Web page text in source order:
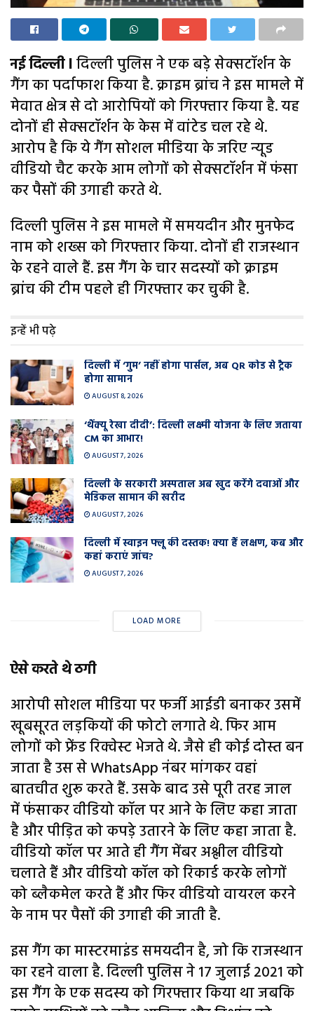
नई दिल्ली lदिल्ली पुलिस ने एक बड़े सेक्सटॉर्शन के
गैंग का पर्दाफाश किया है. क्राइम ब्रांच ने इस मामले में
मेवात क्षेत्र से दो आरोपियों को गिरफ्तार किया है. यह
दोनों ही सेक्सटॉर्शन के केस में वांटेड चल रहे थे.
आरोप है कि ये गैंग सोशल मीडिया के जरिए न्यूड
वीडियो चैट करके आम लोगों को सेक्सटॉर्शन में फंसा
कर पैसों की उगाही करते थे.
दिल्ली पुलिस ने इस मामले में समयदीन और मुनफेद
नाम को शख्स को गिरफ्तार किया. दोनों ही राजस्थान
के रहने वाले हैं. इस गैंग के चार सदस्यों को क्राइम
ब्रांच की टीम पहले ही गिरफ्तार कर चुकी है.
इन्हें भी पढ़े
दिल्ली में ‘गुम’ नहीं होगा पार्सल, अब QR कोड से ट्रैक
होगा सामान
AUGUST 8, 2026
‘थैंक्यू रेखा दीदी’: दिल्ली लक्ष्मी योजना के लिए जताया
CM का आभार!
AUGUST 7, 2026
दिल्ली के सरकारी अस्पताल अब खुद करेंगे दवाओं और
मेडिकल सामान की खरीद
AUGUST 7, 2026
दिल्ली में स्वाइन फ्लू की दस्तक! क्या हैं लक्षण, कब और
कहां कराएं जांच?
AUGUST 7, 2026
LOAD MORE
ऐसे करते थे ठगी
आरोपी सोशल मीडिया पर फर्जी आईडी बनाकर उसमें
खूबसूरत लड़कियों की फोटो लगाते थे. फिर आम
लोगों को फ्रेंड रिक्वेस्ट भेजते थे. जैसे ही कोई दोस्त बन
जाता है उस से WhatsApp नंबर मांगकर वहां
बातचीत शुरू करते हैं. उसके बाद उसे पूरी तरह जाल
में फंसाकर वीडियो कॉल पर आने के लिए कहा जाता
है और पीड़ित को कपड़े उतारने के लिए कहा जाता है.
वीडियो कॉल पर आते ही गैंग मेंबर अश्लील वीडियो
चलाते हैं और वीडियो कॉल को रिकार्ड करके लोगों
को ब्लैकमेल करते हैं और फिर वीडियो वायरल करने
के नाम पर पैसों की उगाही की जाती है.
इस गैंग का मास्टरमाइंड समयदीन है, जो कि राजस्थान
का रहने वाला है. दिल्ली पुलिस ने 17 जुलाई 2021 को
इस गैंग के एक सदस्य को गिरफ्तार किया था जबकि